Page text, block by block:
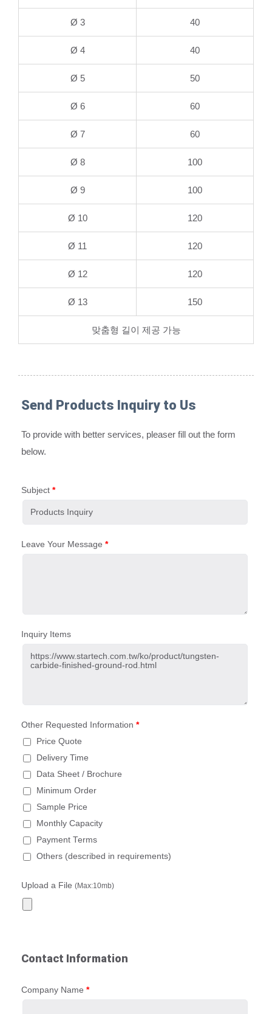
Ø 3 40
Ø 4 40
Ø 5 50
Ø 6 60
Ø 7 60
Ø 8 100
Ø 9 100
Ø 10 120
Ø 11 120
Ø 12 120
Ø 13 150
맞춤형 길이 제공 가능